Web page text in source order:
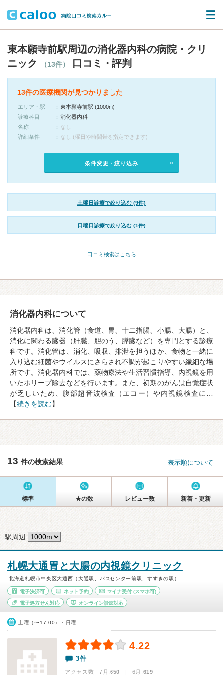
東本願寺前駅周辺の消化器内科の病院・クリ
ニック
（13件） 口コミ・評判
13件の医療機関が見つかりました
エリア・駅
東本願寺前駅 (1000m)
診療科目
消化器内科
名称
なし
詳細条件
なし (曜日や時間帯を指定できます)
条件変更・絞り込み
土曜日診療で絞り込む (9件)
日曜日診療で絞り込む (1件)
口コミ検索はこちら
消化器内科について
消化器内科は、消化管（食道、胃、十二指腸、小腸、大腸）と、
消化に関わる臓器（肝臓、胆のう、膵臓など）を専門とする診療
科です。消化管は、消化、吸収、排泄を担うほか、食物と一緒に
入り込む細菌やウイルスにさらされ不調が起こりやすい繊細な場
所です。消化器内科では、薬物療法や生活習慣指導、内視鏡を用
いたポリープ除去などを行います。また、初期のがんは自覚症状
が乏しいため、腹部超音波検査（エコー）や内視鏡検査に…
【続きを読む】
13 件の検索結果 表示順について
標準 ★の数 レビュー数 新着・更新
駅周辺
札幌大通胃と大腸の内視鏡クリニック
北海道札幌市中央区大通西（大通駅、バスセンター前駅、すすきの駅）
電子決済可 ネット予約 マイナ受付 (スマホ可)
電子処方せん対応 オンライン診療対応
土曜（〜17:00）・日曜
4.22
3件
アクセス数 7月:650 | 6月:619